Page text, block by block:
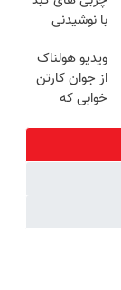
با نوشیدنی
ویدیو هولناک
از جوان کارتن
خوابی که